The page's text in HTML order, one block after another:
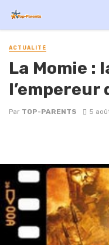
ACTUALITÉ
La Momie :
l’empereur
Par TOP-PARENTS 5